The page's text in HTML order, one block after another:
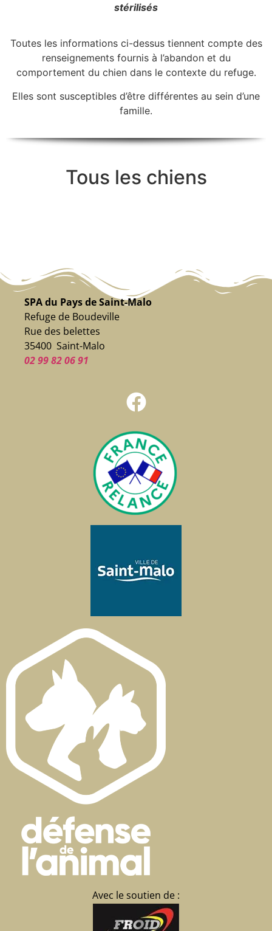
stérilisés
Toutes les informations ci-dessus tiennent compte des
renseignements fournis à l’abandon et du
comportement du chien dans le contexte du refuge.
Elles sont susceptibles d’être différentes au sein d’une
famille.
Tous les chiens
SPA du Pays de Saint-Malo
Refuge de Boudeville
Rue des belettes
35400 Saint-Malo
02 99 82 06 91
Avec le soutien de :